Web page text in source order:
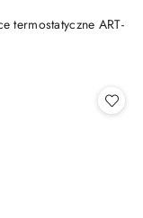
termostatyczne ART-